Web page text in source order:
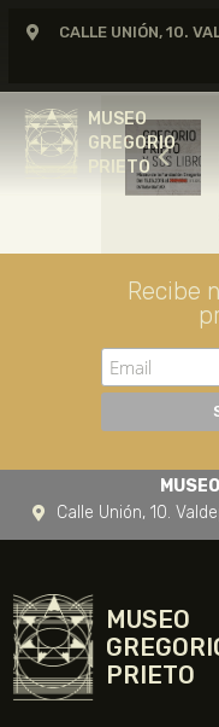
CALLE UNIÓN, 10.
MUSEO
GREGORIO
PRIETO
TIENDA
NOTICIAS
Recibe
Calle Unión, 10.
MUSEO
PRIETO